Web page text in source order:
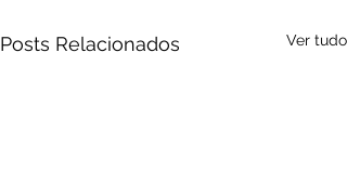
Posts Relacionados Ver tudo